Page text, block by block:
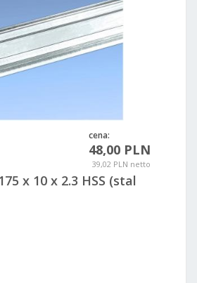
cena:
48,00 PLN
39,02 PLN netto
x 10 x 2.3 HSS (stal